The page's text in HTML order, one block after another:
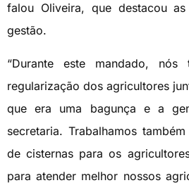
falou Oliveira, que destacou
gestão.
“Durante este mandado, nós
regularização dos agricultores
que era uma bagunça e a
secretaria. Trabalhamos
de cisternas para os
para atender melhor nossos